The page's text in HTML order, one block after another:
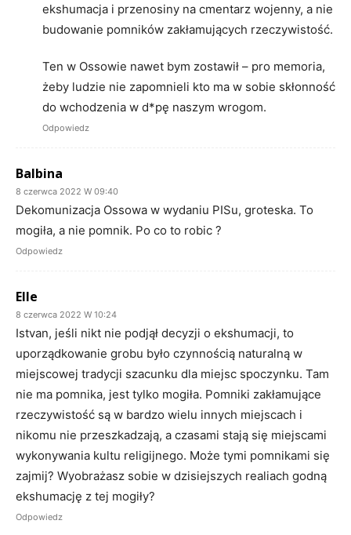
ekshumacja i przenosiny na cmentarz wojenny, a nie
budowanie pomników zakłamujących rzeczywistość.
Ten w Ossowie nawet bym zostawił – pro memoria,
żeby ludzie nie zapomnieli kto ma w sobie skłonność
do wchodzenia w d*pę naszym wrogom.
Odpowiedz
Balbina
8 czerwca 2022 W 09:40
Dekomunizacja Ossowa w wydaniu PISu, groteska. To
mogiła, a nie pomnik. Po co to robic ?
Odpowiedz
Elle
8 czerwca 2022 W 10:24
Istvan, jeśli nikt nie podjął decyzji o ekshumacji, to
uporządkowanie grobu było czynnością naturalną w
miejscowej tradycji szacunku dla miejsc spoczynku. Tam
nie ma pomnika, jest tylko mogiła. Pomniki zakłamujące
rzeczywistość są w bardzo wielu innych miejscach i
nikomu nie przeszkadzają, a czasami stają się miejscami
wykonywania kultu religijnego. Może tymi pomnikami się
zajmij? Wyobrażasz sobie w dzisiejszych realiach godną
ekshumację z tej mogiły?
Odpowiedz